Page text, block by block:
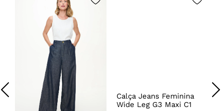
Calça Jeans Feminina
Wide Leg G3 Maxi C1